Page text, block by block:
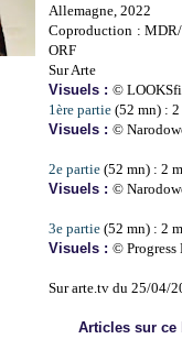
Allemagne, 2022
Coproduction :
ORF
Sur Arte
Visuels : ©
1ère partie (52 mn) :
Visuels : ©
2e partie (52 mn) : 2
Visuels : ©
3e partie (52 mn) : 2
Visuels : ©
Sur arte.tv du 25/04/
Articles sur ce